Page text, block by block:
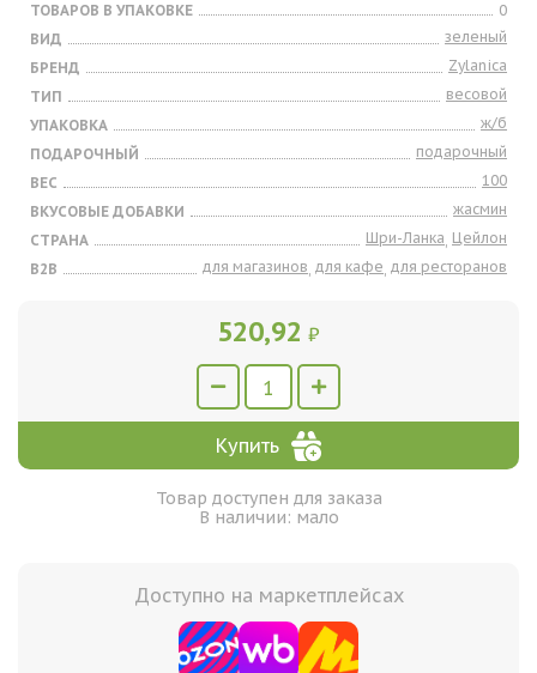
ТОВАРОВ В УПАКОВКЕ
0
ВИД
зеленый
БРЕНД
Zylanica
ТИП
весовой
УПАКОВКА
ж/б
ПОДАРОЧНЫЙ
подарочный
ВЕС
100
ВКУСОВЫЕ ДОБАВКИ
жасмин
СТРАНА
Шри-Ланка, Цейлон
B2B
для магазинов, для кафе, для ресторанов
520,92 ₽
Купить
Товар доступен для заказа
В наличии: мало
Доступно на маркетплейсах